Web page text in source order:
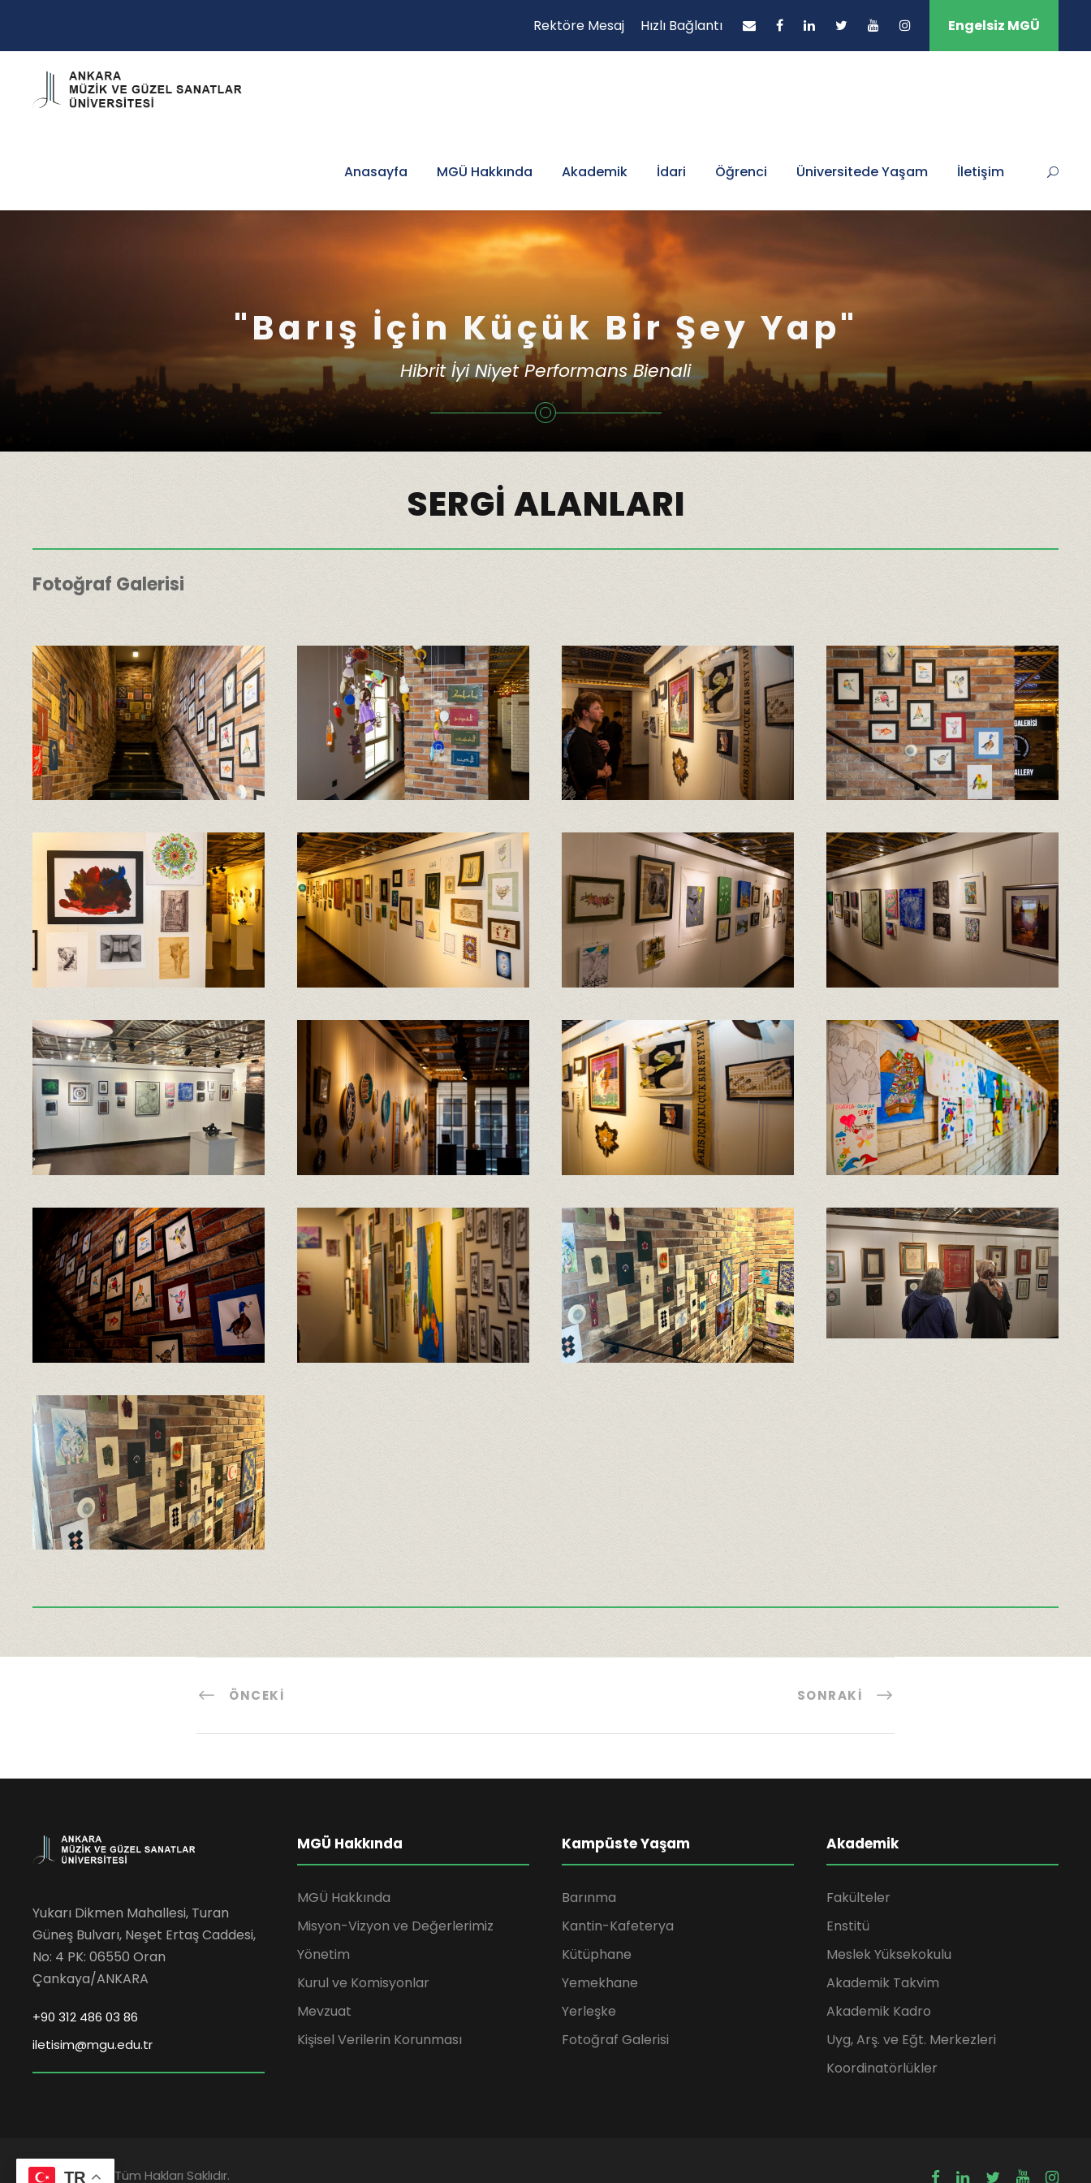
Rektöre Mesaj Hızlı Bağlantı Engelsiz MGÜ
Anasayfa MGÜ Hakkında Akademik İdari Öğrenci Üniversitede Yaşam İletişim
"Barış İçin Küçük Bir Şey Yap"
Hibrit İyi Niyet Performans Bienali
SERGI ALANLARI
Fotoğraf Galerisi
ÖNCEKI SONRAKI
Yukarı Dikmen Mahallesi, Turan
Güneş Bulvarı, Neşet Ertaş Caddesi,
No: 4 PK: 06550 Oran
Çankaya/ANKARA
+90 312 486 03 86
iletisim@mgu.edu.tr
MGÜ Hakkında
MGÜ Hakkında
Misyon-Vizyon ve Değerlerimiz
Yönetim
Kurul ve Komisyonlar
Mevzuat
Kişisel Verilerin Korunması
Kampüste Yaşam
Barınma
Kantin-Kafeterya
Kütüphane
Yemekhane
Yerleşke
Fotoğraf Galerisi
Akademik
Fakülteler
Enstitü
Meslek Yüksekokulu
Akademik Takvim
Akademik Kadro
Uyg, Arş. ve Eğt. Merkezleri
Koordinatörlükler
2023 © MGÜ | Tüm Hakları Saklıdır.
TR